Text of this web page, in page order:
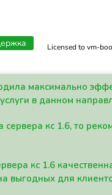
Licensed to vm-
максимально
в данном
кс 1.6, то
кс 1.6
выгодных для